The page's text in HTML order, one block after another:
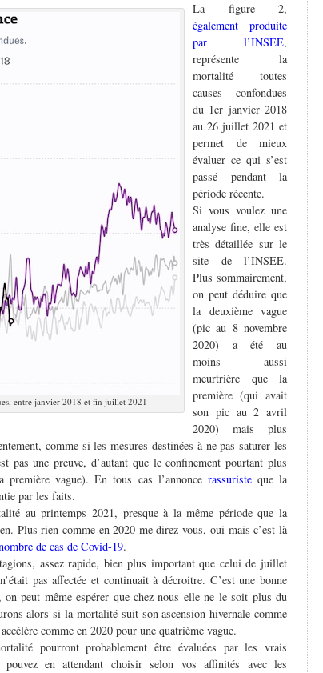
entre janvier 2018 et fin juillet 2021
La figure 2,
également produite
par l’INSEE,
représente la
mortalité toutes
causes confondues
du 1er janvier 2018
au 26 juillet 2021 et
permet de mieux
évaluer ce qui s’est
passé pendant la
période récente.
Si vous voulez une
analyse fine, elle est
très détaillée sur le
site de l’INSEE.
Plus sommairement,
on peut déduire que
la deuxième vague
(pic au 8 novembre
2020) a été au
moins aussi
meurtrière que la
première (qui avait
son pic au 2 avril
2020) mais plus
comme si les mesures destinées à ne pas saturer les
pas une preuve, d’autant que le confinement pourtant plus
vague). En tous cas l’annonce rassuristeque la
par les faits.
au printemps 2021, presque à la même période que la
Plus rien comme en 2020 me direz-vous, oui mais c’est là
de cas de Covid-19.
assez rapide, bien plus important que celui de juillet
pas affectée et continuait à décroitre. C’est une bonne
peut même espérer que chez nous elle ne le soit plus du
alors si la mortalité suit son ascension hivernale comme
comme en 2020 pour une quatrième vague.
pourront probablement être évaluées par les vrais
en attendant choisir selon vos affinités avec les